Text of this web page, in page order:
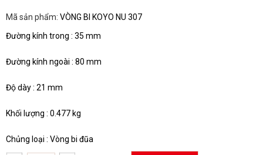
Mã sản phẩm: VÒNG BI KOYO NU 307
Đường kính trong : 35 mm
Đường kính ngoài : 80 mm
Độ dày : 21 mm
Khối lượng : 0.477 kg
Chủng loại : Vòng bi đũa